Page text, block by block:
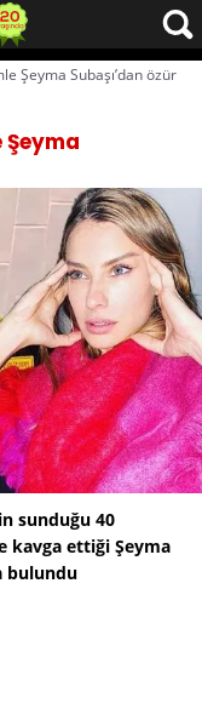
Şeyma Subaşı’dan özür
Şeyma
sunduğu 40
kavga ettiği Şeyma
bulundu